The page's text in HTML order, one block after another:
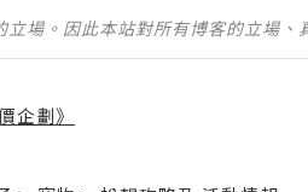
場。因此本站對所有博客的立場
企劃》